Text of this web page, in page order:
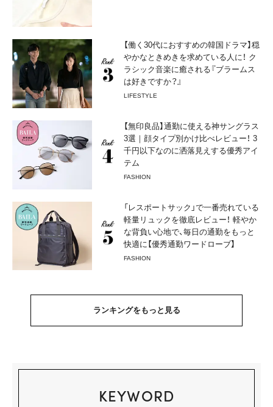
【働く30代におすすめの韓国ドラマ】穏
やかなときめきを求めている人に！ ク
ラシック音楽に癒される『ブラームス
は好きですか？』
LIFESTYLE
【無印良品】通勤に使える神サングラス
3選｜顔タイプ別かけ比べレビュー！ 3
千円以下なのに洒落見えする優秀アイ
テム
FASHION
「レスポートサック」で一番売れている
軽量リュックを徹底レビュー！ 軽やか
な背負い心地で、毎日の通勤をもっと
快適に【優秀通勤ワードローブ】
FASHION
ランキングをもっと見る
KEYWORD